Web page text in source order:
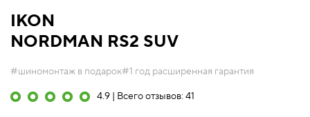
IKON
NORDMAN RS2 SUV
#шиномонтаж в подарок#1 год расширенная гарантия
4.9 | Всего отзывов: 41